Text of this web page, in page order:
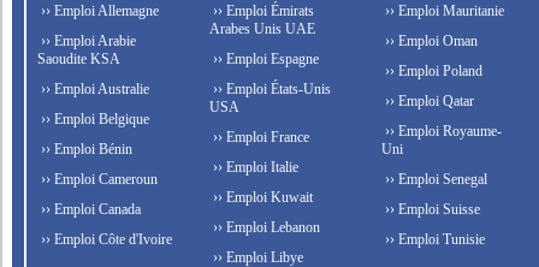
›› Emploi Allemagne
›› Emploi Arabie
Saoudite KSA
›› Emploi Australie
›› Emploi Belgique
›› Emploi Bénin
›› Emploi Cameroun
›› Emploi Canada
›› Emploi Côte d'Ivoire
›› Emploi Émirats
Arabes Unis UAE
›› Emploi Espagne
›› Emploi États-Unis
USA
›› Emploi France
›› Emploi Italie
›› Emploi Kuwait
›› Emploi Lebanon
›› Emploi Libye
›› Emploi Mauritanie
›› Emploi Oman
›› Emploi Poland
›› Emploi Qatar
›› Emploi Royaume-
Uni
›› Emploi Senegal
›› Emploi Suisse
›› Emploi Tunisie